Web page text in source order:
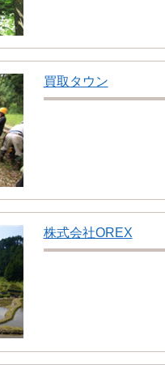
買取タウン
株式会社OREX